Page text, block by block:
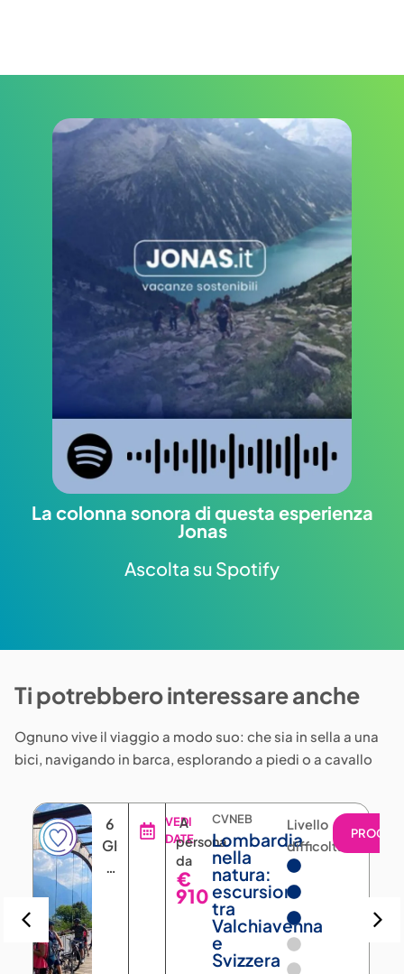
La colonna sonora di questa esperienza
Jonas
Ascolta su Spotify
Ti potrebbero interessare anche
Ognuno vive il viaggio a modo suo: che sia in sella a una
bici, navigando in barca, esplorando a piedi o a cavallo
6
GIORNI
5
VEDI
DATE
A
persona
da
€
910
CVNEB
Lombardia
nella
natura:
escursioni
tra
Valchiavenna
e
Svizzera
Livello
difficoltà